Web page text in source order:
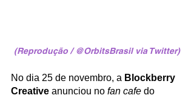
(Reprodução / @OrbitsBrasil via Twitter)
No dia 25 de novembro, a Blockberry
Creative anunciou no fan cafe do